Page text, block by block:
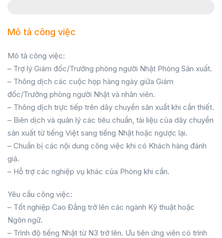
Mô tả công việc
Mô tả công việc:
– Trợ lý Giám đốc/Trưởng phòng người Nhật Phòng Sản xuất.
– Thông dịch các cuộc họp hàng ngày giữa Giám
đốc/Trưởng phòng người Nhật và nhân viên.
– Thông dịch trực tiếp trên dây chuyền sản xuất khi cần thiết.
– Biên dịch và quản lý các tiêu chuẩn, tài liệu của dây chuyền
sản xuất từ tiếng Việt sang tiếng Nhật hoặc ngược lại.
– Chuẩn bị các nội dung công việc khi có Khách hàng đánh
giá.
– Hỗ trợ các nghiệp vụ khác của Phòng khi cần.
Yêu cầu công việc:
– Tốt nghiệp Cao Đẳng trở lên các ngành Kỹ thuật hoặc
Ngôn ngữ.
– Trình độ tiếng Nhật từ N3 trở lên. Ưu tiên ứng viên có trình